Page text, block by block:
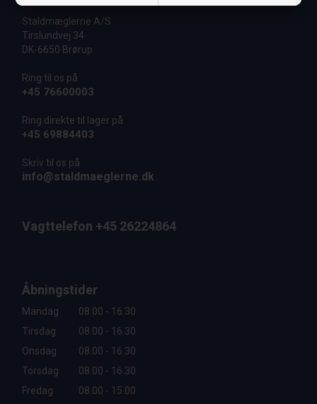
Staldmæglerne A/S
Tirslundvej 34
DK-6650 Brørup
Ring til os på
+45 76600003
Ring direkte til lager på
+45 69884403
Skriv til os på
info@staldmaeglerne.dk
Vagttelefon +45 26224864
Åbningstider
Mandag
08.00 - 16.30
Tirsdag
08.00 - 16.30
Onsdag
08.00 - 16.30
Torsdag
08.00 - 16.30
Fredag
08.00 - 15.00